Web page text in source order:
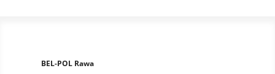
BEL-POL Rawa